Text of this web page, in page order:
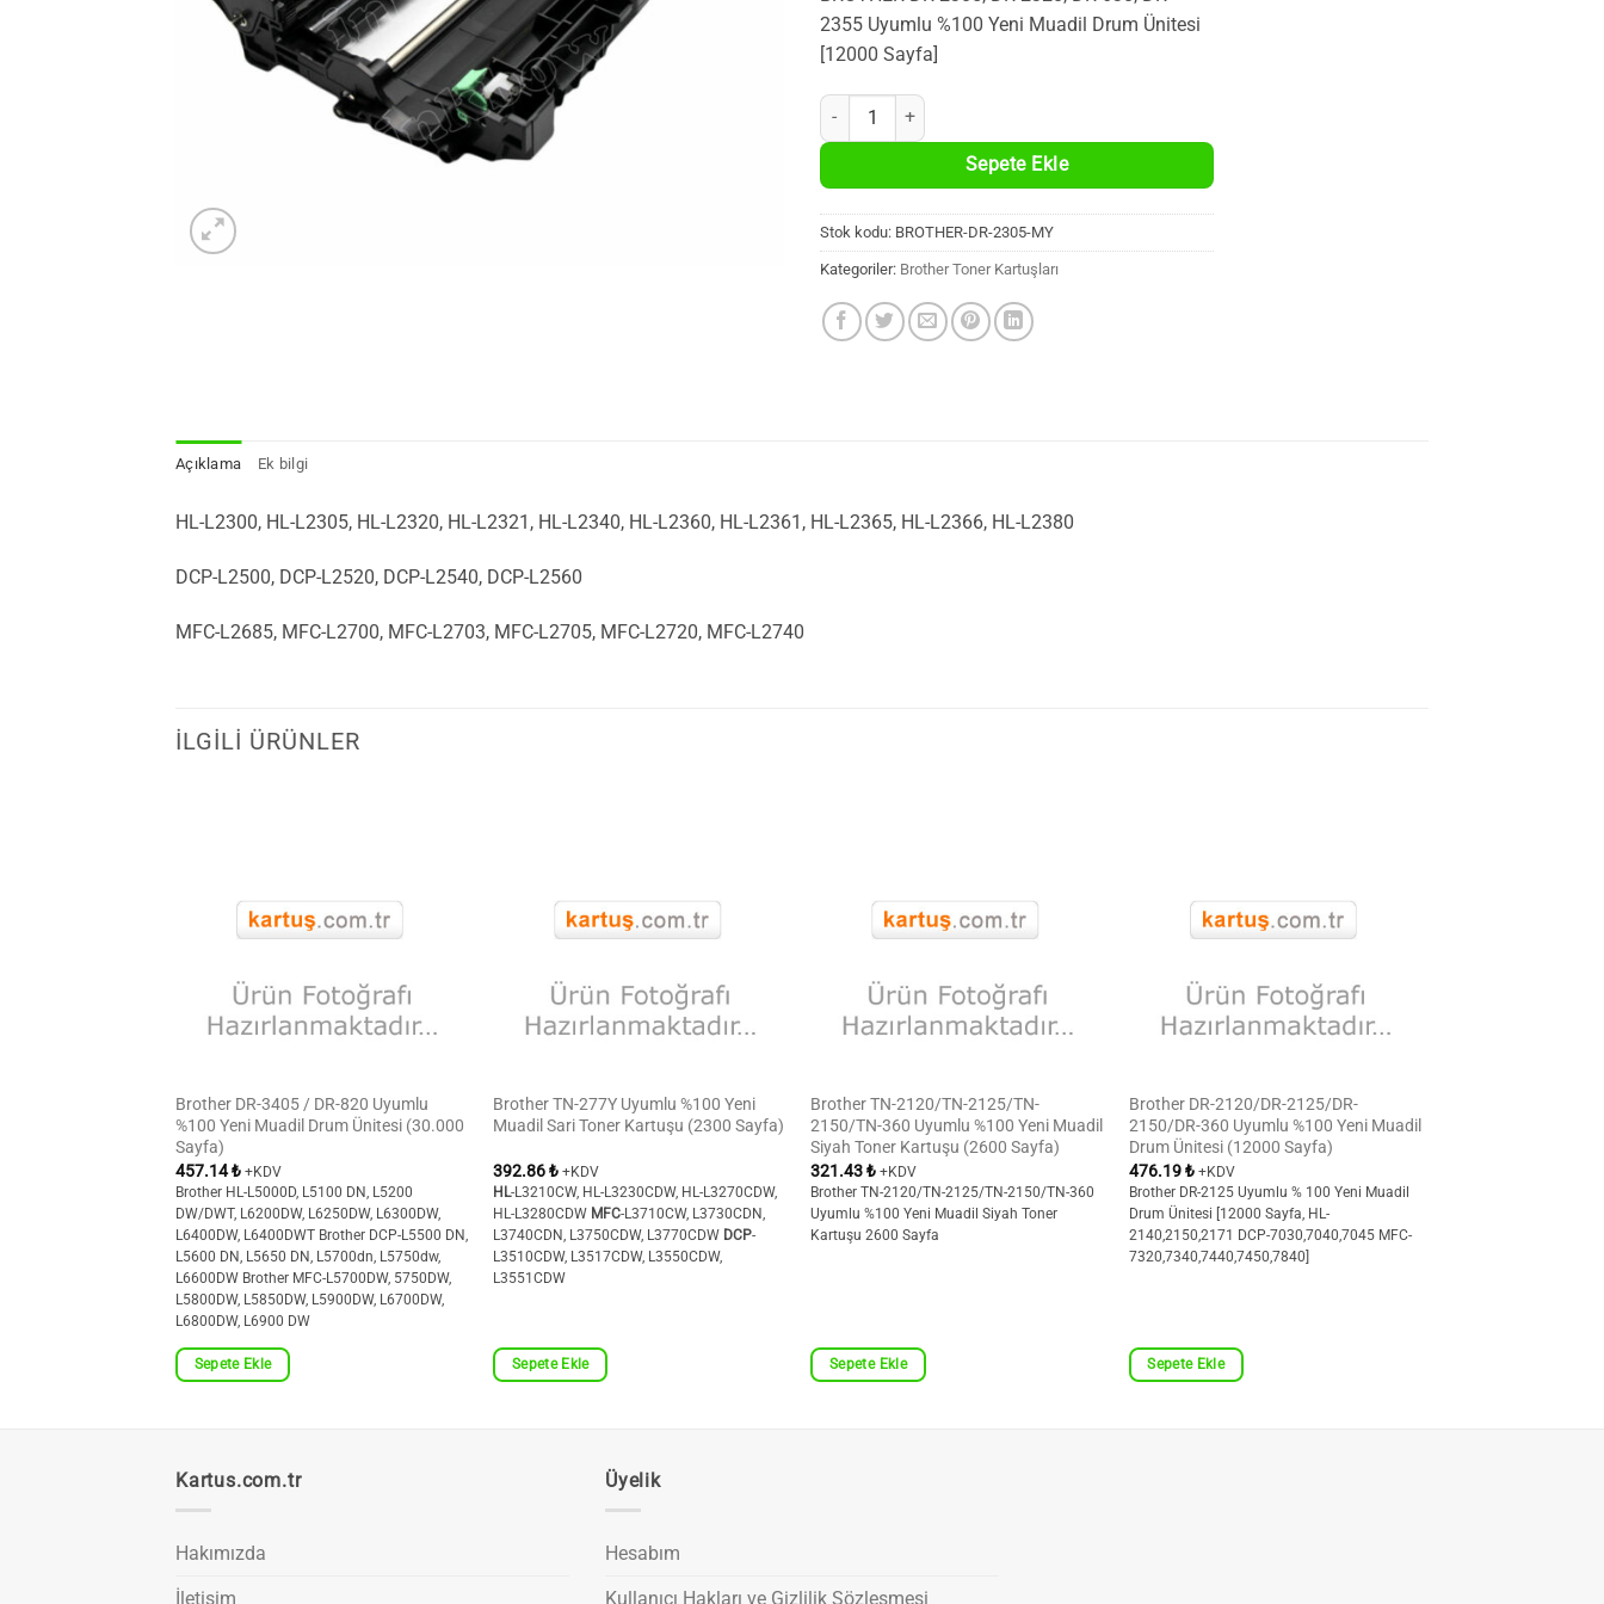
2355 Uyumlu %100 Yeni Muadil Drum Ünitesi
[12000 Sayfa]
Brother DR-2305 / DR-2355 Uyumlu %100 Yeni Muadil Drum Ünitesi(12.000 Sayfa) adet
Sepete Ekle
Stok kodu: BROTHER-DR-2305-MY
Kategoriler: Brother Toner Kartuşları
Açıklama Ek bilgi
HL-L2300, HL-L2305, HL-L2320, HL-L2321, HL-L2340, HL-L2360, HL-L2361, HL-L2365, HL-L2366, HL-L2380
DCP-L2500, DCP-L2520, DCP-L2540, DCP-L2560
MFC-L2685, MFC-L2700, MFC-L2703, MFC-L2705, MFC-L2720, MFC-L2740
İLGILI ÜRÜNLER
Brother DR-3405 / DR-820 Uyumlu
%100 Yeni Muadil Drum Ünitesi (30.000
Sayfa)
457.14₺ +KDV
Brother HL-L5000D, L5100 DN, L5200
DW/DWT, L6200DW, L6250DW, L6300DW,
L6400DW, L6400DWT Brother DCP-L5500 DN,
L5600 DN, L5650 DN, L5700dn, L5750dw,
L6600DW Brother MFC-L5700DW, 5750DW,
L5800DW, L5850DW, L5900DW, L6700DW,
L6800DW, L6900 DW
Sepete Ekle
Brother TN-277Y Uyumlu %100 Yeni
Muadil Sari Toner Kartuşu (2300 Sayfa)
392.86₺ +KDV
HL-L3210CW, HL-L3230CDW, HL-L3270CDW,
HL-L3280CDW MFC-L3710CW, L3730CDN,
L3740CDN, L3750CDW, L3770CDW DCP-
L3510CDW, L3517CDW, L3550CDW,
L3551CDW
Sepete Ekle
Brother TN-2120/TN-2125/TN-
2150/TN-360 Uyumlu %100 Yeni Muadil
Siyah Toner Kartuşu (2600 Sayfa)
321.43₺ +KDV
Brother TN-2120/TN-2125/TN-2150/TN-360
Uyumlu %100 Yeni Muadil Siyah Toner
Kartuşu 2600 Sayfa
Sepete Ekle
Brother DR-2120/DR-2125/DR-
2150/DR-360 Uyumlu %100 Yeni Muadil
Drum Ünitesi (12000 Sayfa)
476.19₺ +KDV
Brother DR-2125 Uyumlu % 100 Yeni Muadil
Drum Ünitesi [12000 Sayfa, HL-
2140,2150,2171 DCP-7030,7040,7045 MFC-
7320,7340,7440,7450,7840]
Sepete Ekle
Kartus.com.tr
Hakımızda
İletişim
Üyelik
Hesabım
Kullanıcı Hakları ve Gizlilik Sözleşmesi